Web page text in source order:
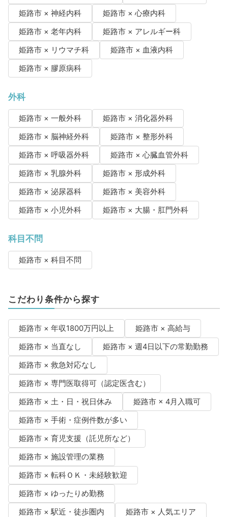
姫路市 × 神経内科
姫路市 × 心療内科
姫路市 × 老年内科
姫路市 × アレルギー科
姫路市 × リウマチ科
姫路市 × 血液内科
姫路市 × 膠原病科
外科
姫路市 × 一般外科
姫路市 × 消化器外科
姫路市 × 脳神経外科
姫路市 × 整形外科
姫路市 × 呼吸器外科
姫路市 × 心臓血管外科
姫路市 × 乳腺外科
姫路市 × 形成外科
姫路市 × 泌尿器科
姫路市 × 美容外科
姫路市 × 小児外科
姫路市 × 大腸・肛門外科
科目不問
姫路市 × 科目不問
こだわり条件から探す
姫路市 × 年収1800万円以上
姫路市 × 高給与
姫路市 × 当直なし
姫路市 × 週4日以下の常勤勤務
姫路市 × 救急対応なし
姫路市 × 専門医取得可（認定医含む）
姫路市 × 土・日・祝日休み
姫路市 × 4月入職可
姫路市 × 手術・症例件数が多い
姫路市 × 育児支援（託児所など）
姫路市 × 施設管理の業務
姫路市 × 転科ＯＫ・未経験歓迎
姫路市 × ゆったりめ勤務
姫路市 × 駅近・徒歩圏内
姫路市 × 人気エリア